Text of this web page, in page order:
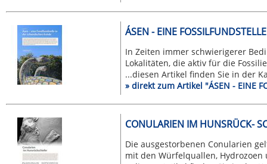
ÁSEN - EINE
In Zeiten immer schwierigerer
Lokalitäten, die aktiv für die
...diesen Artikel finden Sie in der
» direkt zum Artikel "ÁSEN - EINE
CONULARIEN IM HUNSRÜCK-
Die ausgestorbenen Conularien
mit den Würfelquallen, Hydrozoen